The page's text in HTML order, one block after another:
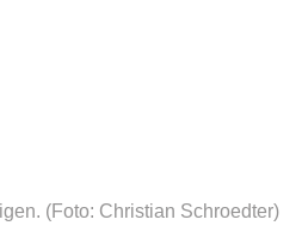
(Foto: Christian Schroedter)